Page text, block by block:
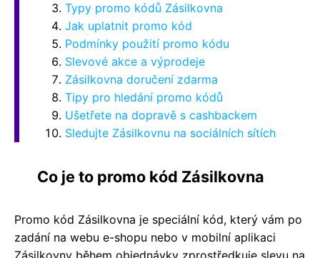
Typy promo kódů Zásilkovna
Jak uplatnit promo kód
Podmínky použití promo kódu
Slevové akce a výprodeje
Zásilkovna doručení zdarma
Tipy pro hledání promo kódů
Ušetřete na dopravě s cashbackem
Sledujte Zásilkovnu na sociálních sítích
Co je to promo kód Zásilkovna
Promo kód Zásilkovna je speciální kód, který vám po
zadání na webu e-shopu nebo v mobilní aplikaci